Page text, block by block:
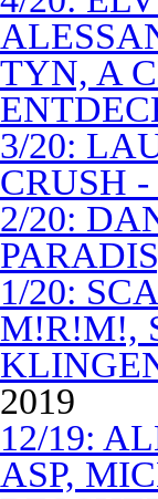
TYN, A
3/20:
CRUSH
2/20:
1/20:
M!R!M!,
2019
12/19:
ASP,